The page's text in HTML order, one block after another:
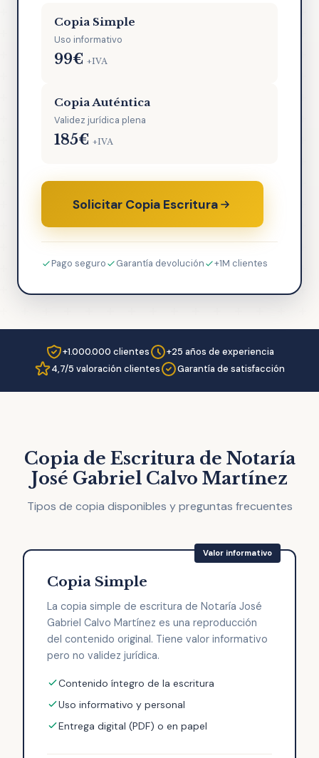
Copia Simple
Uso informativo
99€ +IVA
Copia Auténtica
Validez jurídica plena
185€ +IVA
Solicitar Copia Escritura
Pago seguro Garantía devolución +1M clientes
+1.000.000 clientes
+25 años de experiencia
4,7/5 valoración clientes
Garantía de satisfacción
Copia de Escritura de Notaría
José Gabriel Calvo Martínez
Tipos de copia disponibles y preguntas frecuentes
Copia Simple
La copia simple de escritura de Notaría José
Gabriel Calvo Martínez es una reproducción
del contenido original. Tiene valor informativo
pero no validez jurídica.
Contenido íntegro de la escritura
Uso informativo y personal
Entrega digital (PDF) o en papel